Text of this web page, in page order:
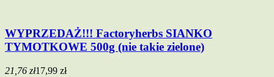
WYPRZEDAŻ!!! Factoryherbs SIANKO
TYMOTKOWE 500g (nie takie zielone)
21,76 zł17,99 zł